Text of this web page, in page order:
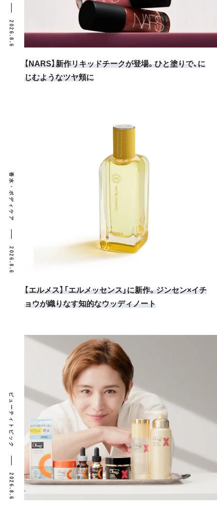
2026.8.6
【NARS】新作リキッドチークが登場。ひと塗りで、に
じむようなツヤ頬に
香水・ボディケア
2026.8.6
【エルメス】「エルメッセンス」に新作。ジンセン×イチ
ョウが織りなす知的なウッディノート
ビューティトピック
2026.8.6